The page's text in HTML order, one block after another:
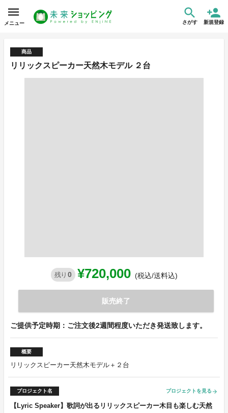
メニュー さがす 新規登録
商品
リリックスピーカー天然木モデル ２台
残り 0 ¥720,000 (税込/送料込)
販売終了
ご提供予定時期：ご注文後2週間程度いただき発送致します。
概要
リリックスピーカー天然木モデル＋２台
プロジェクト名 プロジェクトを見る arrow_forward
【Lyric Speaker】歌詞が出るリリックスピーカー木目も楽しむ天然